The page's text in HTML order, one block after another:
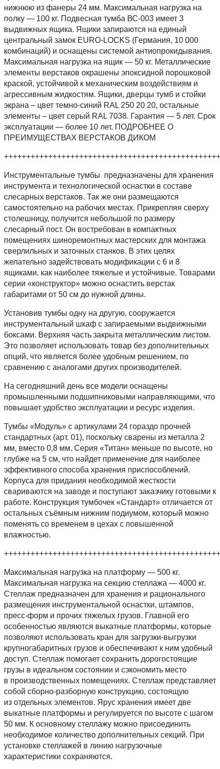
нижнюю из фанеры 24 мм. Максимальная нагрузка на
полку — 100 кг. Подвесная тумба ВС-003 имеет 3
выдвижных ящика. Ящики запираются на единый
центральный замок EURO-LOCKS (Германия, 10 000
комбинаций) и оснащены системой антиопрокидывания.
Максимальная нагрузка на ящик — 50 кг. Металлические
элементы верстаков окрашены эпоксидной порошковой
краской, устойчивой к механическим воздействиям и
агрессивным жидкостям. Ящики, дверцы тумб и стойки
экрана – цвет темно-синий RAL 250 20 20, остальные
элементы – цвет серый RAL 7038. Гарантия — 5 лет. Срок
эксплуатации — более 10 лет. ПОДРОБНЕЕ О
ПРЕИМУЩЕСТВАХ ВЕРСТАКОВ ДИКОМ
Инструментальные тумбы предназначены для хранения
инструмента и технологической оснастки в составе
слесарных верстаков. Так же они размещаются
самостоятельно на рабочих местах. Прикрепляя сверху
столешницу, получится небольшой по размеру
слесарный пост. Он востребован в компактных
помещениях шиноремонтных мастерских для монтажа
сверлильных и заточных станков. В этих целях
желательно задействовать модификации с 6 и 8
ящиками, как наиболее тяжелые и устойчивые. Товарами
серии «конструктор» можно оснастить верстак
габаритами от 50 см до нужной длины.
Установив тумбы одну на другую, сооружается
инструментальный шкаф с запираемыми выдвижными
боксами. Верхняя часть закрыта металлическим листом.
Это позволяет использовать товар без дополнительных
опций, что является более удобным решением, по
сравнению с аналогами других производителей.
На сегодняшний день все модели оснащены
промышленными подшипниковыми направляющими, что
повышает удобство эксплуатации и ресурс изделия.
Тумбы «Модуль» с артикулами 24 гораздо прочней
стандартных (арт. 01), поскольку сварены из металла 2
мм, вместо 0,8 мм. Серия «Титан» меньше по высоте, но
глубже на 5 см, что найдет применение для наиболее
эффективного способа хранения приспособлений.
Корпуса для придания необходимой жесткости
свариваются на заводе и поступают заказчику готовыми к
работе. Конструкция тумбочек «Стандарт» отличается от
остальных съёмным нижним подиумом, который можно
поменять со временем в цехах с повышенной
влажностью.
Максимальная нагрузка на платформу — 500 кг.
Максимальная нагрузка на секцию стеллажа — 4000 кг.
Cтеллаж предназначен для хранения и рационального
размещения инструментальной оснастки, штампов,
пресс-форм и прочих тяжелых грузов. Главной его
особенностью являются выкатные платформы, которые
позволяют использовать кран для загрузки-выгрузки
крупногабаритных грузов и обеспечивают к ним удобный
доступ. Стеллаж помогает сохранить дорогостоящие
грузы в идеальном состоянии и сэкономить место
в производственных помещениях. Стеллаж представляет
собой сборно-разборную конструкцию, состоящую
из отдельных элементов. Ярус хранения имеет две
выкатные платформы и регулируется по высоте с шагом
50 мм. К основному стеллажу можно присоединить
необходимое количество дополнительных секций. При
установке стеллажей в линию нагрузочные
характеристики сохраняются.